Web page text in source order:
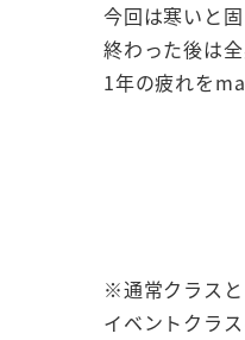
今回は寒いと
終わった後は
1年の疲れを
※通常クラスと
イベントクラ